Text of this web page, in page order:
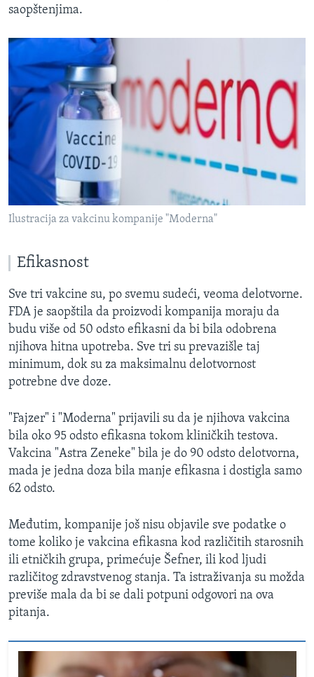
saopštenjima.
Ilustracija za vakcinu kompanije "Moderna"
Efikasnost
Sve tri vakcine su, po svemu sudeći, veoma delotvorne.
FDA je saopštila da proizvodi kompanija moraju da
budu više od 50 odsto efikasni da bi bila odobrena
njihova hitna upotreba. Sve tri su prevazišle taj
minimum, dok su za maksimalnu delotvornost
potrebne dve doze.
"Fajzer" i "Moderna" prijavili su da je njihova vakcina
bila oko 95 odsto efikasna tokom kliničkih testova.
Vakcina "Astra Zeneke" bila je do 90 odsto delotvorna,
mada je jedna doza bila manje efikasna i dostigla samo
62 odsto.
Međutim, kompanije još nisu objavile sve podatke o
tome koliko je vakcina efikasna kod različitih starosnih
ili etničkih grupa, primećuje Šefner, ili kod ljudi
različitog zdravstvenog stanja. Ta istraživanja su možda
previše mala da bi se dali potpuni odgovori na ova
pitanja.